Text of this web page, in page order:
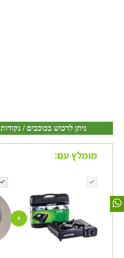
ניתן לרכוש בכוכבים / נקודות
מומלץ עם:
+